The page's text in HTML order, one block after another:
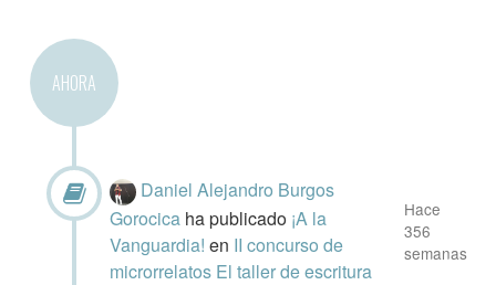
AHORA
Daniel Alejandro Burgos
Gorocica ha publicado ¡A la
Vanguardia!en II concurso de
microrrelatos El taller de escritura
Hace
356
semanas